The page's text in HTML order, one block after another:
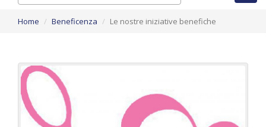
Home Beneficenza Le nostre iniziative benefiche